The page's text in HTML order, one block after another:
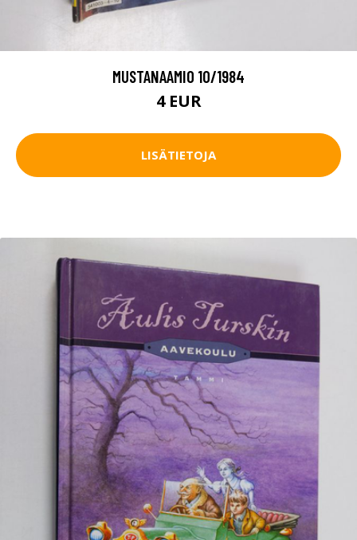
MUSTANAAMIO 10/1984
4 EUR
LISÄTIETOJA